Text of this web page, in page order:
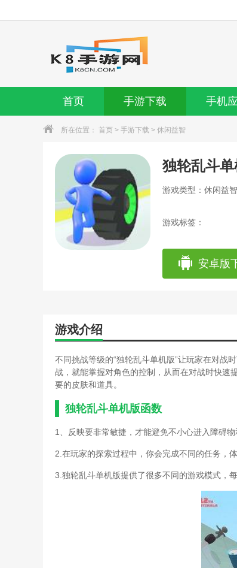
首页 手游下载 手机
所在位置： 首页 > 手游下载 > 休闲益智
独轮乱斗单
游戏类型：休闲益智
游戏标签：
安卓版
游戏介绍
不同挑战等级的“独轮乱斗单机版”让玩家在对战
战，就能掌握对角色的控制，从而在对战时快速
要的皮肤和道具。
独轮乱斗单机版函数
1、反映要非常敏捷，才能避免不小心进入障碍物
2.在玩家的探索过程中，你会完成不同的任务，体
3.独轮乱斗单机版提供了很多不同的游戏模式，